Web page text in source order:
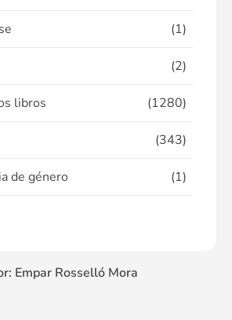
(1)
(2)
libros (1280)
(343)
de género (1)
Empar Rosselló Mora